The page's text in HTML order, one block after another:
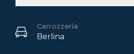
Carrozzeria
Berlina